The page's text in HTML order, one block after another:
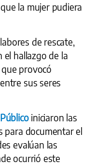
la mujer pudiera
de rescate,
hallazgo de la
provocó
sus seres
iniciaron las
para documentar el
evalúan las
ocurrió este